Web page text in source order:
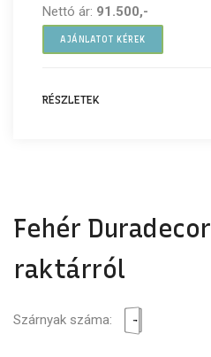
Nettó ár: 91.500,-
AJÁNLATOT KÉREK
RÉSZLETEK
Fehér
raktárról
Szárnyak száma: